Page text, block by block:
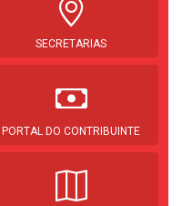
SECRETARIAS
PORTAL DO CONTRIBUINTE